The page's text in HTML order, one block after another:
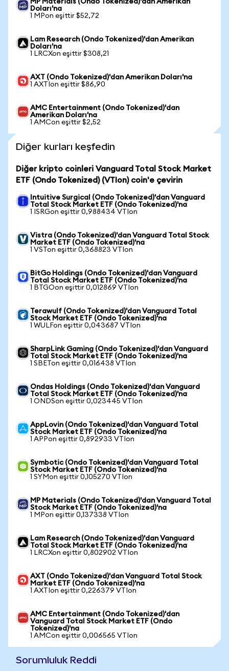
MP Materials (Ondo Tokenized)'dan Amerikan
Doları'na
1 MPon eşittir $52,72
Lam Research (Ondo Tokenized)'dan Amerikan
Doları'na
1 LRCXon eşittir $308,21
AXT (Ondo Tokenized)'dan Amerikan Doları'na
1 AXTIon eşittir $86,90
AMC Entertainment (Ondo Tokenized)'dan
Amerikan Doları'na
1 AMCon eşittir $2,52
Diğer kurları keşfedin
Diğer kripto coinleri Vanguard Total Stock Market
ETF (Ondo Tokenized) (VTIon) coin'e çevirin
Intuitive Surgical (Ondo Tokenized)'dan Vanguard
Total Stock Market ETF (Ondo Tokenized)'na
1 ISRGon eşittir 0,988434 VTIon
Vistra (Ondo Tokenized)'dan Vanguard Total Stock
Market ETF (Ondo Tokenized)'na
1 VSTon eşittir 0,368823 VTIon
BitGo Holdings (Ondo Tokenized)'dan Vanguard
Total Stock Market ETF (Ondo Tokenized)'na
1 BTGOon eşittir 0,012869 VTIon
Terawulf (Ondo Tokenized)'dan Vanguard Total
Stock Market ETF (Ondo Tokenized)'na
1 WULFon eşittir 0,043687 VTIon
SharpLink Gaming (Ondo Tokenized)'dan Vanguard
Total Stock Market ETF (Ondo Tokenized)'na
1 SBETon eşittir 0,016438 VTIon
Ondas Holdings (Ondo Tokenized)'dan Vanguard
Total Stock Market ETF (Ondo Tokenized)'na
1 ONDSon eşittir 0,023445 VTIon
AppLovin (Ondo Tokenized)'dan Vanguard Total
Stock Market ETF (Ondo Tokenized)'na
1 APPon eşittir 0,892933 VTIon
Symbotic (Ondo Tokenized)'dan Vanguard Total
Stock Market ETF (Ondo Tokenized)'na
1 SYMon eşittir 0,105270 VTIon
MP Materials (Ondo Tokenized)'dan Vanguard Total
Stock Market ETF (Ondo Tokenized)'na
1 MPon eşittir 0,137338 VTIon
Lam Research (Ondo Tokenized)'dan Vanguard
Total Stock Market ETF (Ondo Tokenized)'na
1 LRCXon eşittir 0,802902 VTIon
AXT (Ondo Tokenized)'dan Vanguard Total Stock
Market ETF (Ondo Tokenized)'na
1 AXTIon eşittir 0,226379 VTIon
AMC Entertainment (Ondo Tokenized)'dan
Vanguard Total Stock Market ETF (Ondo
Tokenized)'na
1 AMCon eşittir 0,006565 VTIon
Sorumluluk Reddi